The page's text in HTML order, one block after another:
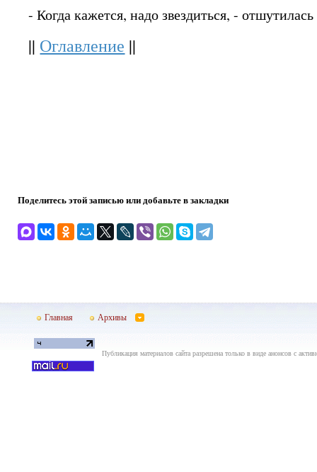
- Когда кажется, надо звездиться, -
|| Оглавление ||
Поделитесь этой записью или добавьте в закладки
Главная Архивы
Публикация материалов сайта разрешена только в виде анонсов с